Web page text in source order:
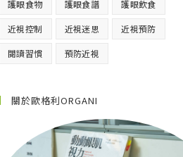
護眼食物 護眼食譜 護眼飲食
近視控制 近視迷思 近視預防
閱讀習慣 預防近視
關於歐格利ORGANI